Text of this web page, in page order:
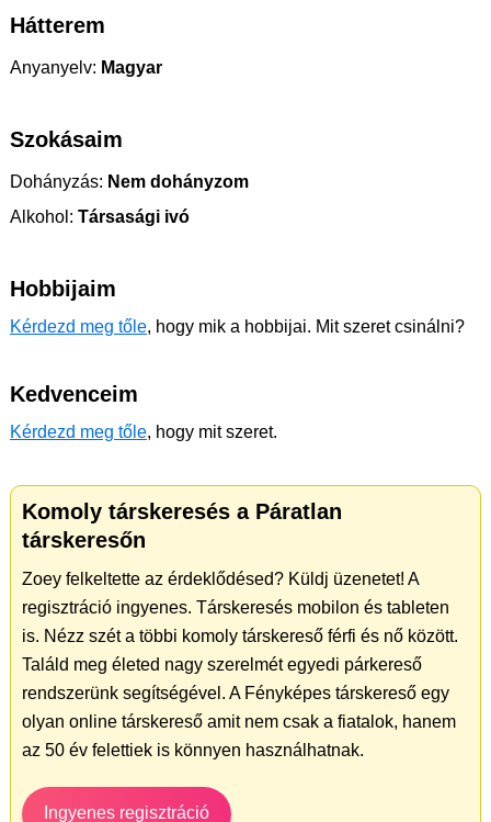
Hátterem
Anyanyelv: Magyar
Szokásaim
Dohányzás: Nem dohányzom
Alkohol: Társasági ivó
Hobbijaim
Kérdezd meg tőle, hogy mik a hobbijai. Mit szeret csinálni?
Kedvenceim
Kérdezd meg tőle, hogy mit szeret.
Komoly társkeresés a Páratlan
társkeresőn
Zoey felkeltette az érdeklődésed? Küldj üzenetet! A
regisztráció ingyenes. Társkeresés mobilon és tableten
is. Nézz szét a többi komoly társkereső férfi és nő között.
Találd meg életed nagy szerelmét egyedi párkereső
rendszerünk segítségével. A Fényképes társkereső egy
olyan online társkereső amit nem csak a fiatalok, hanem
az 50 év felettiek is könnyen használhatnak.
Ingyenes regisztráció